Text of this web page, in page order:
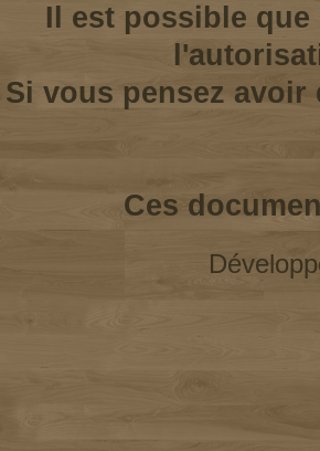
Il est possible
Si vous pensez
Ces